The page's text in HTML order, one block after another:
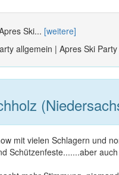
Ski... [weitere]
allgemein | Apres Ski
mit vielen Schlagern und
Schützenfeste.......aber